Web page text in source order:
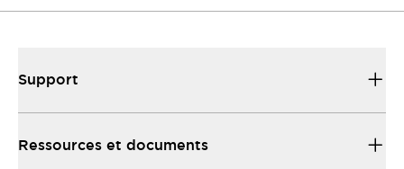
Support
Ressources et documents